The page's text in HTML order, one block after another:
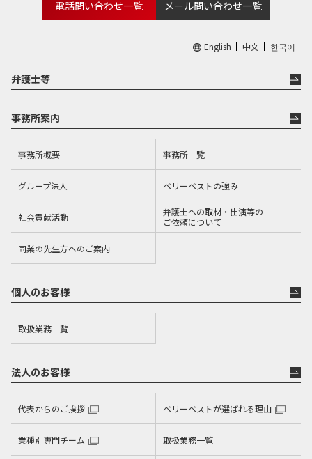
電話問い合わせ一覧 メール問い合わせ一覧
English 中文 한국어
弁護士等
事務所案内
事務所概要 事務所一覧
グループ法人 ベリーベストの強み
社会貢献活動
弁護士への取材・出演等の
ご依頼について
同業の先生方へのご案内
個人のお客様
取扱業務一覧
法人のお客様
代表からのご挨拶 ベリーベストが選ばれる理由
業種別専門チーム 取扱業務一覧